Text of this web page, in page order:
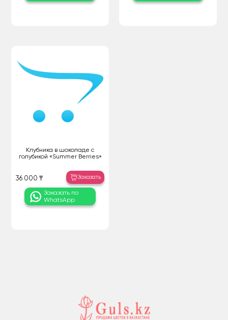
Клубника в шоколаде с
голубикой «Summer Berries»
36 000 ₸ Заказать
Заказать по
WhatsApp